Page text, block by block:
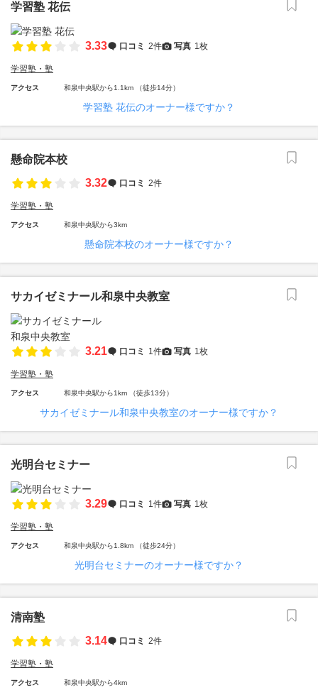
学習塾 花伝
3.33 口コミ 2件 写真 1枚
学習塾・塾
アクセス 和泉中央駅から1.1km （徒歩14分）
学習塾 花伝のオーナー様ですか？
懸命院本校
3.32
口コミ 2件
学習塾・塾
アクセス 和泉中央駅から3km
懸命院本校のオーナー様ですか？
サカイゼミナール和泉中央教室
3.21 口コミ 1件 写真 1枚
学習塾・塾
アクセス 和泉中央駅から1km （徒歩13分）
サカイゼミナール和泉中央教室のオーナー様ですか？
光明台セミナー
3.29 口コミ 1件 写真 1枚
学習塾・塾
アクセス 和泉中央駅から1.8km （徒歩24分）
光明台セミナーのオーナー様ですか？
清南塾
3.14
口コミ 2件
学習塾・塾
アクセス 和泉中央駅から4km